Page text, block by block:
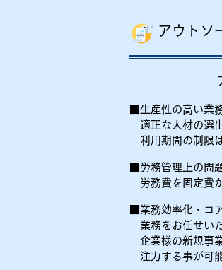
アウトソ
​■生産性の高い業
適正な人材の選
利用期間の制限
■労務管理上の問
労務費を固定費
■業務効率化・コ
業務をお任せい
企業様の新規事
注力する事が可